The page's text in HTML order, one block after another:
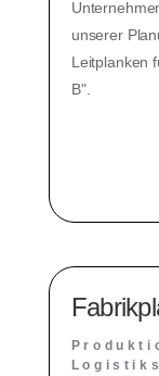
unserer
Leitplanken
B".